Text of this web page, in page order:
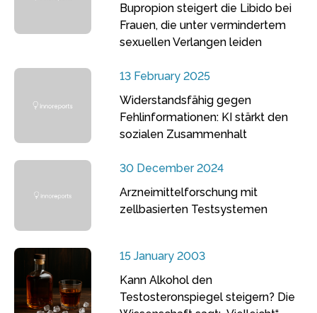
Bupropion steigert die Libido bei
Frauen, die unter vermindertem
sexuellen Verlangen leiden
13 February 2025
Widerstandsfähig gegen
Fehlinformationen: KI stärkt den
sozialen Zusammenhalt
30 December 2024
Arzneimittelforschung mit
zellbasierten Testsystemen
15 January 2003
Kann Alkohol den
Testosteronspiegel steigern? Die